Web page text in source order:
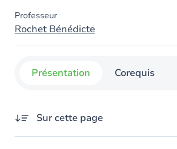
Professeur
Rochet Bénédicte
Présentation Corequis
Sur cette page